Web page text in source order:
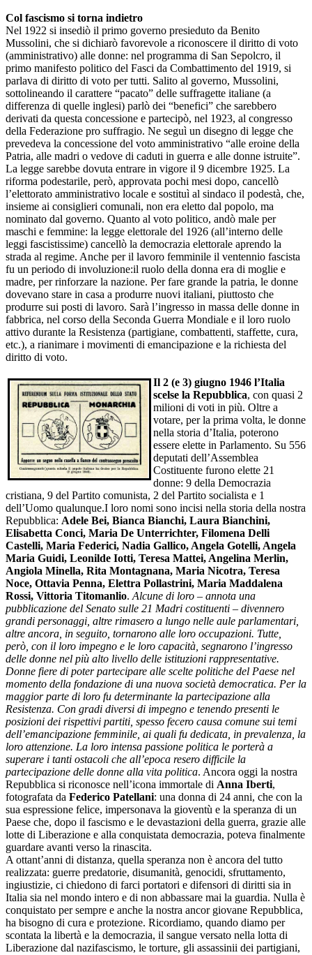
Col fascismo si torna indietro
Nel 1922 si insediò il primo governo presieduto da Benito
Mussolini, che si dichiarò favorevole a riconoscere il diritto di voto
(amministrativo) alle donne: nel programma di San Sepolcro, il
primo manifesto politico del Fasci da Combattimento del 1919, si
parlava di diritto di voto per tutti. Salito al governo, Mussolini,
sottolineando il carattere “pacato” delle suffragette italiane (a
differenza di quelle inglesi) parlò dei “benefici” che sarebbero
derivati da questa concessione e partecipò, nel 1923, al congresso
della Federazione pro suffragio. Ne seguì un disegno di legge che
prevedeva la concessione del voto amministrativo “alle eroine della
Patria, alle madri o vedove di caduti in guerra e alle donne istruite”.
La legge sarebbe dovuta entrare in vigore il 9 dicembre 1925. La
riforma podestarile, però, approvata pochi mesi dopo, cancellò
l’elettorato amministrativo locale e sostituì al sindaco il podestà, che,
insieme ai consiglieri comunali, non era eletto dal popolo, ma
nominato dal governo. Quanto al voto politico, andò male per
maschi e femmine: la legge elettorale del 1926 (all’interno delle
leggi fascistissime) cancellò la democrazia elettorale aprendo la
strada al regime. Anche per il lavoro femminile il ventennio fascista
fu un periodo di involuzione:il ruolo della donna era di moglie e
madre, per rinforzare la nazione. Per fare grande la patria, le donne
dovevano stare in casa a produrre nuovi italiani, piuttosto che
produrre sui posti di lavoro. Sarà l’ingresso in massa delle donne in
fabbrica, nel corso della Seconda Guerra Mondiale e il loro ruolo
attivo durante la Resistenza (partigiane, combattenti, staffette, cura,
etc.), a rianimare i movimenti di emancipazione e la richiesta del
diritto di voto.
Il 2 (e 3) giugno 1946 l’Italia
scelse la Repubblica, con quasi 2
milioni di voti in più. Oltre a
votare, per la prima volta, le donne
nella storia d’Italia, poterono
essere elette in Parlamento. Su 556
deputati dell’Assemblea
Costituente furono elette 21
donne: 9 della Democrazia
cristiana, 9 del Partito comunista, 2 del Partito socialista e 1
dell’Uomo qualunque.I loro nomi sono incisi nella storia della nostra
Repubblica: Adele Bei, Bianca Bianchi, Laura Bianchini,
Elisabetta Conci, Maria De Unterrichter, Filomena Delli
Castelli, Maria Federici, Nadia Gallico, Angela Gotelli, Angela
Maria Guidi, Leonilde Iotti, Teresa Mattei, Angelina Merlin,
Angiola Minella, Rita Montagnana, Maria Nicotra, Teresa
Noce, Ottavia Penna, Elettra Pollastrini, Maria Maddalena
Rossi, Vittoria Titomanlio.Alcune di loro – annota una
pubblicazione del Senato sulle 21 Madri costituenti – divennero
grandi personaggi, altre rimasero a lungo nelle aule parlamentari,
altre ancora, in seguito, tornarono alle loro occupazioni. Tutte,
però, con il loro impegno e le loro capacità, segnarono l’ingresso
delle donne nel più alto livello delle istituzioni rappresentative.
Donne fiere di poter partecipare alle scelte politiche del Paese nel
momento della fondazione di una nuova società democratica. Per la
maggior parte di loro fu determinante la partecipazione alla
Resistenza. Con gradi diversi di impegno e tenendo presenti le
posizioni dei rispettivi partiti, spesso fecero causa comune sui temi
dell’emancipazione femminile, ai quali fu dedicata, in prevalenza, la
loro attenzione. La loro intensa passione politica le porterà a
superare i tanti ostacoli che all’epoca resero difficile la
partecipazione delle donne alla vita politica. Ancora oggi la nostra
Repubblica si riconosce nell’icona immortale di Anna Iberti,
fotografata da Federico Patellani: una donna di 24 anni, che con la
sua espressione felice, impersonava la gioventù e la speranza di un
Paese che, dopo il fascismo e le devastazioni della guerra, grazie alle
lotte di Liberazione e alla conquistata democrazia, poteva finalmente
guardare avanti verso la rinascita.
A ottant’anni di distanza, quella speranza non è ancora del tutto
realizzata: guerre predatorie, disumanità, genocidi, sfruttamento,
ingiustizie, ci chiedono di farci portatori e difensori di diritti sia in
Italia sia nel mondo intero e di non abbassare mai la guardia. Nulla è
conquistato per sempre e anche la nostra ancor giovane Repubblica,
ha bisogno di cura e protezione. Ricordiamo, quando diamo per
scontata la libertà e la democrazia, il sangue versato nella lotta di
Liberazione dal nazifascismo, le torture, gli assassinii dei partigiani,